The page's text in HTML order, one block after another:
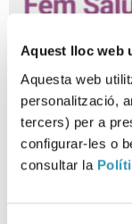
Aquest lloc web
Aquesta web
personalització,
tercers) per a
configurar-les o
consultar la